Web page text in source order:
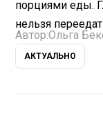
порциями еды.
нельзя
Автор:Ольга
АКТУАЛЬНО